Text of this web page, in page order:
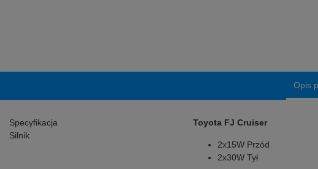
Opis
Specyfikacja
Toyota FJ Cruiser
Silnik
2x15W Przód
2x30W Tył